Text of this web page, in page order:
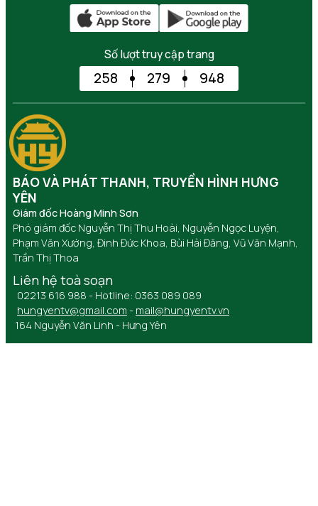
Số lượt truy cập trang
258 279 948
BÁO VÀ PHÁT THANH, TRUYỀN HÌNH HƯNG
YÊN
Giám đốc Hoàng Minh Sơn
Phó giám đốc Nguyễn Thị Thu Hoài, Nguyễn Ngọc Luyện,
Phạm Văn Xướng, Đinh Đức Khoa, Bùi Hải Đăng, Vũ Văn Mạnh,
Trần Thị Thoa
Liên hệ toà soạn
02213 616 988 - Hotline: 0363 089 089
hungyentv@gmail.com - mail@hungyentv.vn
164 Nguyễn Văn Linh - Hưng Yên